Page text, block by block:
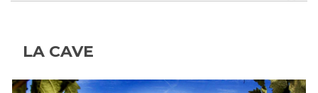
LA CAVE